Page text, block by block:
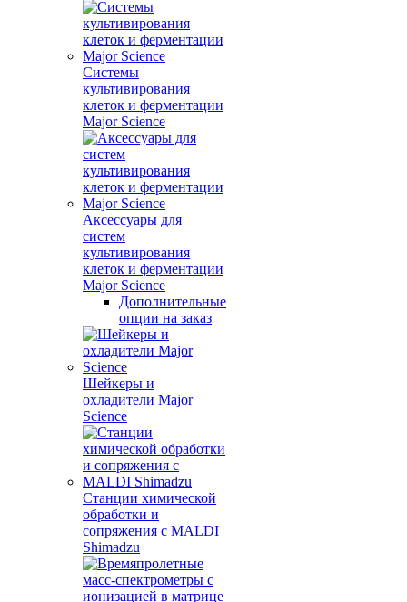
Системы
культивирования
клеток и ферментации
Major Science
Аксессуары для
систем
культивирования
клеток и ферментации
Major Science
Дополнительные
опции на заказ
Шейкеры и
охладители Major
Science
Станции химической
обработки и
сопряжения с MALDI
Shimadzu